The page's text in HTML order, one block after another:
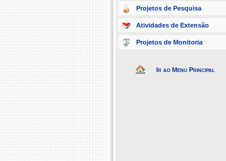
Projetos de Pesquisa
Atividades de Extensão
Projetos de Monitoria
Ir ao Menu Principal